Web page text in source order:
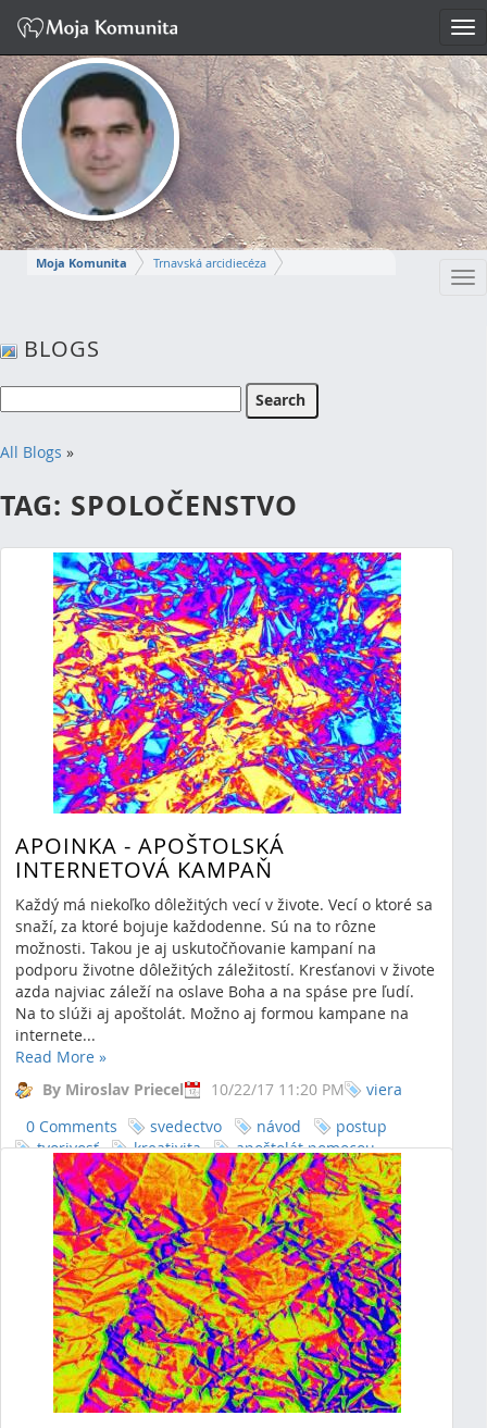
Moja Komunita
Trnavská arcidiecéza
MIROSLAV
BLOGS
All Blogs »
TAG: SPOLOČENSTVO
APOINKA - APOŠTOLSKÁ
INTERNETOVÁ KAMPAŇ
Každý má niekoľko dôležitých vecí v živote. Vecí o ktoré sa
snaží, za ktoré bojuje každodenne. Sú na to rôzne
možnosti. Takou je aj uskutočňovanie kampaní na
podporu životne dôležitých záležitostí. Kresťanovi v živote
azda najviac záleží na oslave Boha a na spáse pre ľudí.
Na to slúži aj apoštolát. Možno aj formou kampane na
internete...
Read More »
By Miroslav Priecel
10/22/17 11:20 PM
0 Comments
viera
svedectvo
návod
postup
tvorivosť
kreativita
apoštolát pomocou
ebooku
apoštolát
pomôcka pre apoštolát
pomôcka pre evanjelizáciu
pomôcka pre
predevanjelizáciu
predevanjelizácia
evanjelizácia
pomôcka pre pastoráciu
spoločenstvo
zdieľanie
apoinka
rímskokatolícka cirkev
mládež
apoštolská
internetová kampaň